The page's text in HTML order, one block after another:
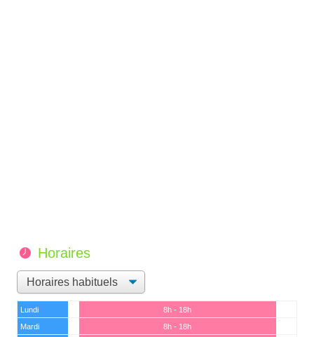
Horaires
Lundi
8h - 18h
Mardi
8h - 18h